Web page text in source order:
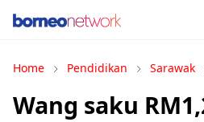
Home Pendidikan Sarawak
Wang saku